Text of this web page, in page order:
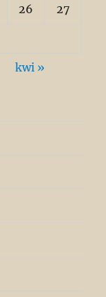
26 27
kwi »